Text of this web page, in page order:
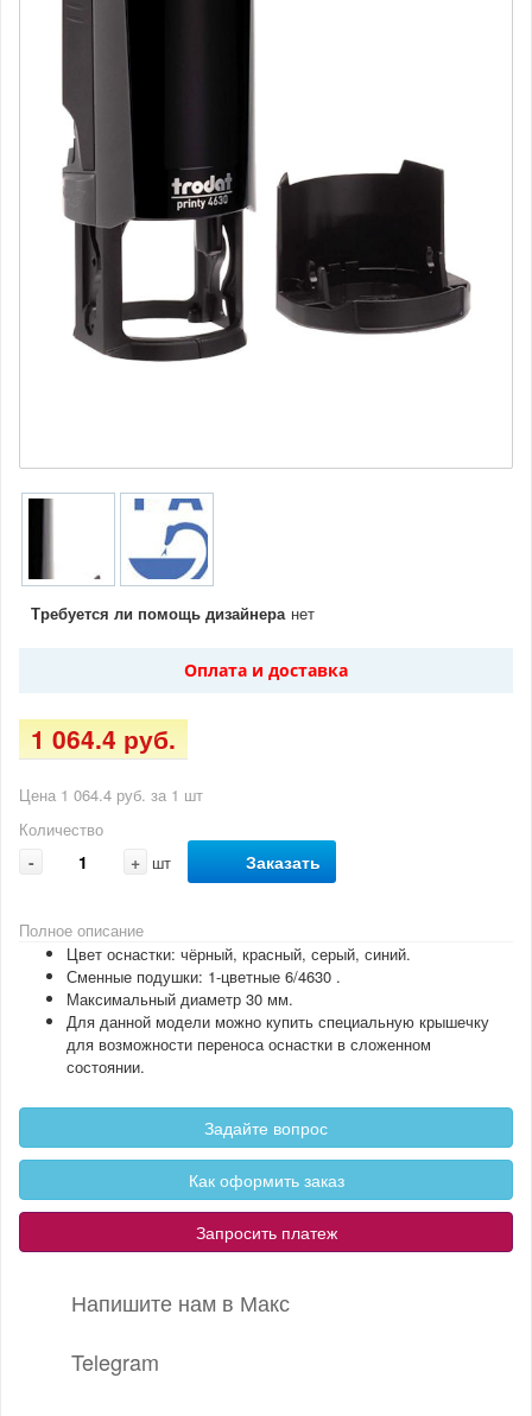
Требуется ли помощь дизайнера нет
Оплата и доставка
1 064.4 руб.
Цена 1 064.4 руб. за 1 шт
Количество
- + шт Заказать
Полное описание
Цвет оснастки: чёрный, красный, серый, синий.
Сменные подушки: 1-цветные 6/4630 .
Максимальный диаметр 30 мм.
Для данной модели можно купить специальную крышечку
для возможности переноса оснастки в сложенном
состоянии.
Задайте вопрос
Как оформить заказ
Запросить платеж
Напишите нам в Макс
Telegram